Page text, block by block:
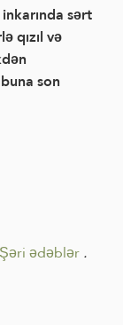
sərt
qızıl və
son
Şəri ədəblər.